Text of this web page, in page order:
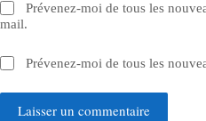
Prévenez-moi de tous les
mail.
Prévenez-moi de tous les
Laisser un commentaire